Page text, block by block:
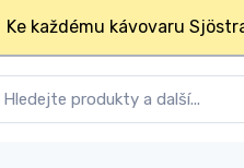
Ke každému kávovaru